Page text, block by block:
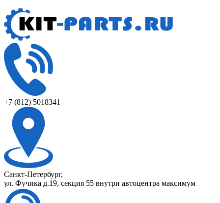
+7 (812) 5018341
Санкт-Петербург,
ул. Фучика д.19, секция 55 внутри автоцентра максимум